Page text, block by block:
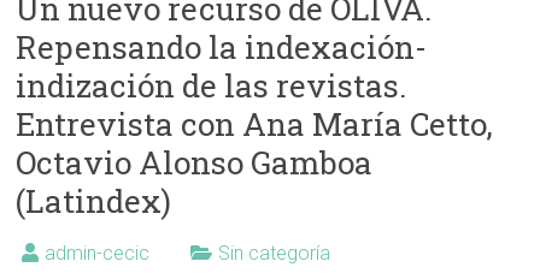
Repensando la indexación-
indización de las revistas.
Entrevista con Ana María Cetto,
Octavio Alonso Gamboa
(Latindex)
admin-cecic Sin categoría